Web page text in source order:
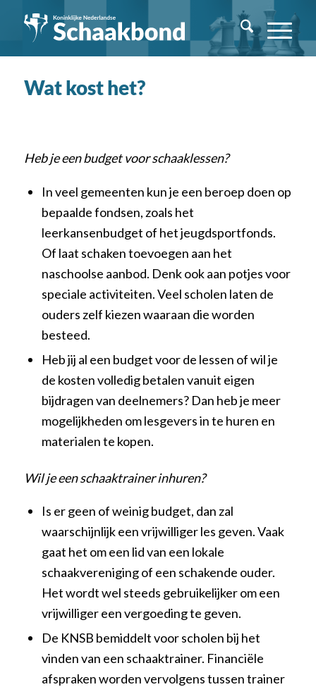
Wat kost het?
Heb je een budget voor schaaklessen?
In veel gemeenten kun je een beroep doen op
bepaalde fondsen, zoals het
leerkansenbudget of het jeugdsportfonds.
Of laat schaken toevoegen aan het
naschoolse aanbod. Denk ook aan potjes voor
speciale activiteiten. Veel scholen laten de
ouders zelf kiezen waaraan die worden
besteed.
Heb jij al een budget voor de lessen of wil je
de kosten volledig betalen vanuit eigen
bijdragen van deelnemers? Dan heb je meer
mogelijkheden om lesgevers in te huren en
materialen te kopen.
Wil je een schaaktrainer inhuren?
Is er geen of weinig budget, dan zal
waarschijnlijk een vrijwilliger les geven. Vaak
gaat het om een lid van een lokale
schaakvereniging of een schakende ouder.
Het wordt wel steeds gebruikelijker om een
vrijwilliger een vergoeding te geven.
De KNSB bemiddelt voor scholen bij het
vinden van een schaaktrainer. Financiële
afspraken worden vervolgens tussen trainer